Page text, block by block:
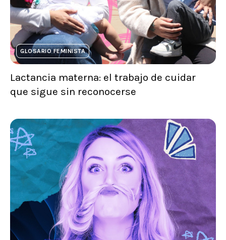
GLOSARIO FEMINISTA
Lactancia materna: el trabajo de cuidar
que sigue sin reconocerse